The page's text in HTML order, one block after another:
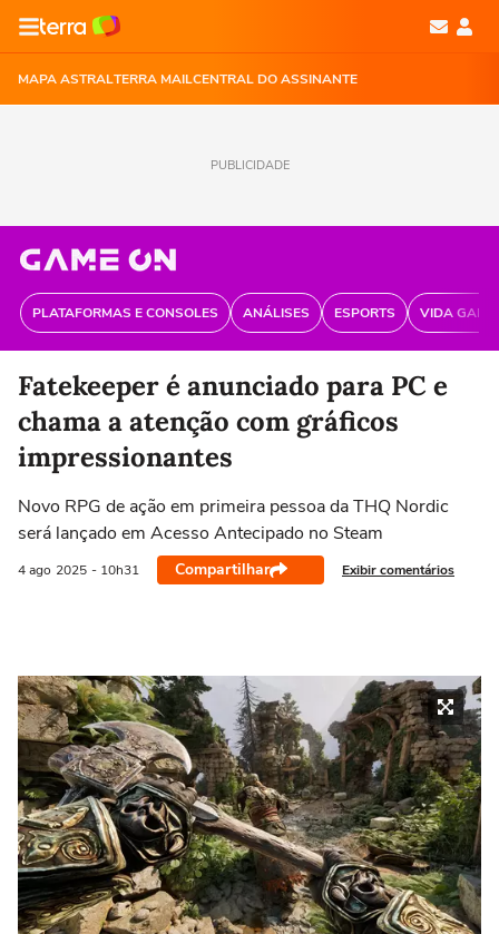
MAPA ASTRALTERRA MAILCENTRAL DO ASSINANTE
PUBLICIDADE
PLATAFORMAS E CONSOLES ANÁLISES ESPORTS VIDA
Fatekeeper é anunciado para PC e
chama a atenção com gráficos
impressionantes
Novo RPG de ação em primeira pessoa da THQ Nordic
será lançado em Acesso Antecipado no Steam
4 ago 2025 - 10h31 Compartilhar Exibir comentários